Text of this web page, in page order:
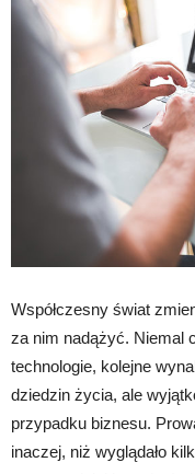
Współczesny świat
za nim nadążyć. Niemal
technologie, kolejne
dziedzin życia, ale
przypadku biznesu.
inaczej, niż wyglądało